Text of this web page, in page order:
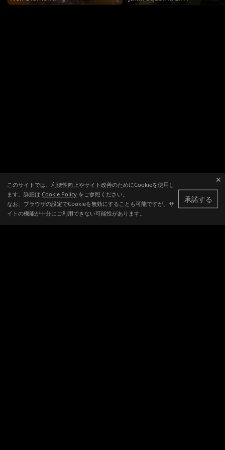
このサイトでは、利便性向上やサイト改善のためにCookieを使用し
ます。詳細は Cookie Policy をご参照ください。
なお、ブラウザの設定でCookieを無効にすることも可能ですが、サ
イトの機能が十分にご利用できない可能性があります。
承諾する
✕